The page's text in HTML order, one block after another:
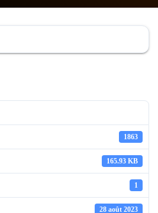
1863
165.93 KB
1
28 août 2023